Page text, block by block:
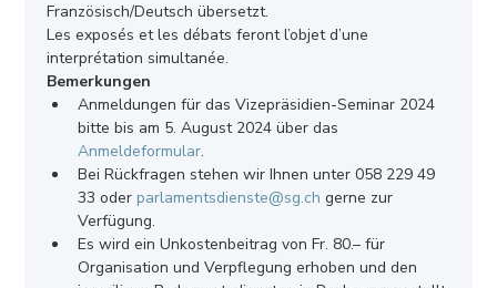
Französisch/Deutsch übersetzt.
Les exposés et les débats feront l’objet d’une
interprétation simultanée.
Bemerkungen
Anmeldungen für das Vizepräsidien-Seminar 2024
bitte bis am 5. August 2024 über das
Anmeldeformular.
Bei Rückfragen stehen wir Ihnen unter 058 229 49
33 oder parlamentsdienste@sg.ch gerne zur
Verfügung.
Es wird ein Unkostenbeitrag von Fr. 80.– für
Organisation und Verpflegung erhoben und den